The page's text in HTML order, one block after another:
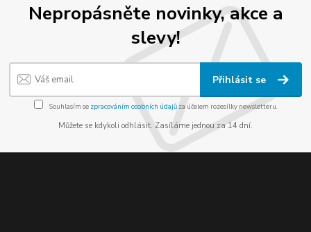
Nepropásněte novinky, akce a
slevy!
Přihlásit se
Souhlasím se zpracováním osobních údajůza účelem rozesílky newsletteru.
Můžete se kdykoli odhlásit. Zasíláme jednou za 14 dní.